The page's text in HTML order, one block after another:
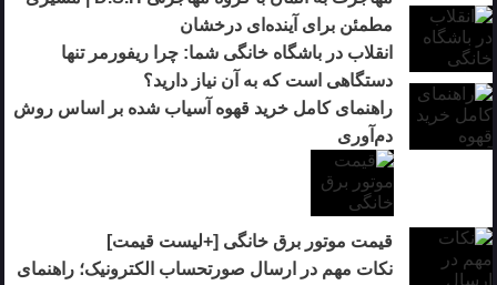
مطمئن برای آینده‌ای درخشان
انقلاب در باشگاه خانگی شما: چرا ریفورمر تنها
دستگاهی است که به آن نیاز دارید؟
راهنمای کامل خرید قهوه آسیاب شده بر اساس روش
دم‌آوری
قیمت موتور برق خانگی [+لیست قیمت]
نکات مهم در ارسال صورتحساب الکترونیک؛ راهنمای